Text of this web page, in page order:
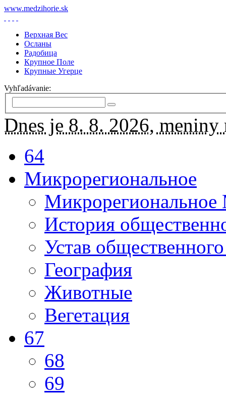
www.medzihorie.sk
Верхная Вес
Осланы
Радобица
Крупное Поле
Крупные Угерце
Vyhľadávanie:
Dnes je 8. 8. 2026,
64
Микрорегиональное
История
Устав
География
Животные
Вегетация
67
68
69